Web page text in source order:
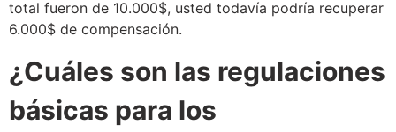
total fueron de 10.000$, usted todavía podría recuperar
6.000$ de compensación.
¿Cuáles son las regulaciones
básicas para los